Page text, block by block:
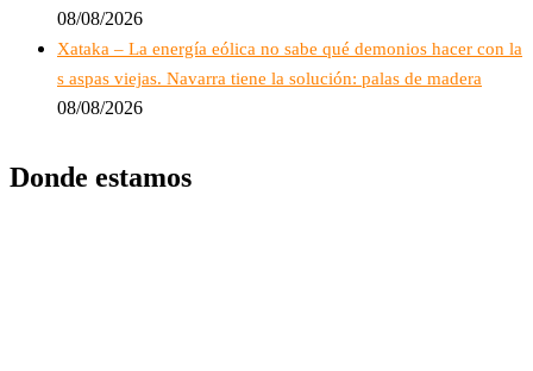
08/08/2026
Xataka – La energía eólica no sabe qué demonios hacer con la
s aspas viejas. Navarra tiene la solución: palas de madera
08/08/2026
Donde estamos